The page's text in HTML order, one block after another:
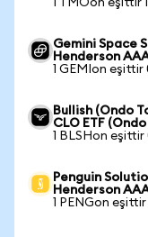
1 TMOon eşittir
Gemini Space
Henderson
1 GEMIon
Bullish (Ondo
CLO ETF
1 BLSHon
Penguin
Henderson
1 PENGon